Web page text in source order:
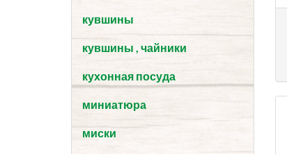
кувшины
кувшины , чайники
кухонная посуда
миниатюра
миски